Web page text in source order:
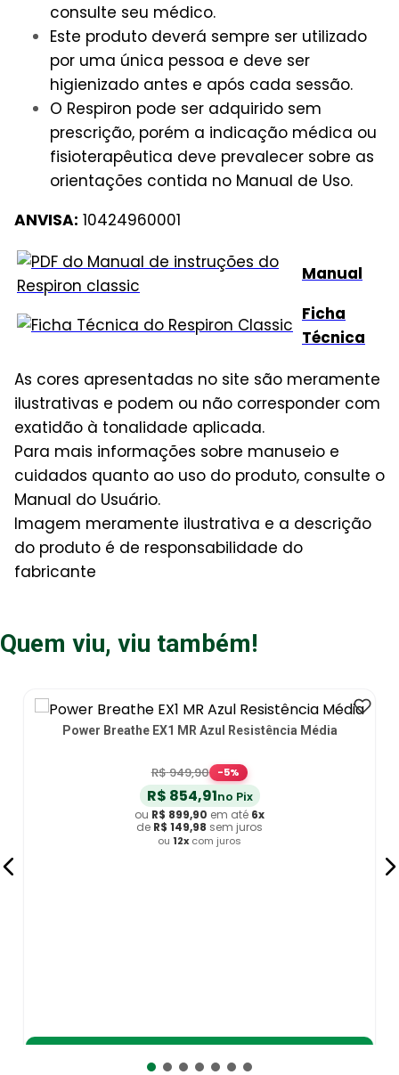
consulte seu médico.
Este produto deverá sempre ser utilizado
por uma única pessoa e deve ser
higienizado antes e após cada sessão.
O Respiron pode ser adquirido sem
prescrição, porém a indicação médica ou
fisioterapêutica deve prevalecer sobre as
orientações contida no Manual de Uso.
ANVISA: 10424960001
Manual
Ficha
Técnica
As cores apresentadas no site são meramente
ilustrativas e podem ou não corresponder com
exatidão à tonalidade aplicada.
Para mais informações sobre manuseio e
cuidados quanto ao uso do produto, consulte o
Manual do Usuário.
Imagem meramente ilustrativa e a descrição
do produto é de responsabilidade do
fabricante
Quem viu, viu também!
Power Breathe EX1 MR Azul Resistência Média
R$949,90 -5%
R$ 854,91no Pix
ou R$ 899,90 em até 6x
de R$ 149,98 sem juros
ou 12x com juros